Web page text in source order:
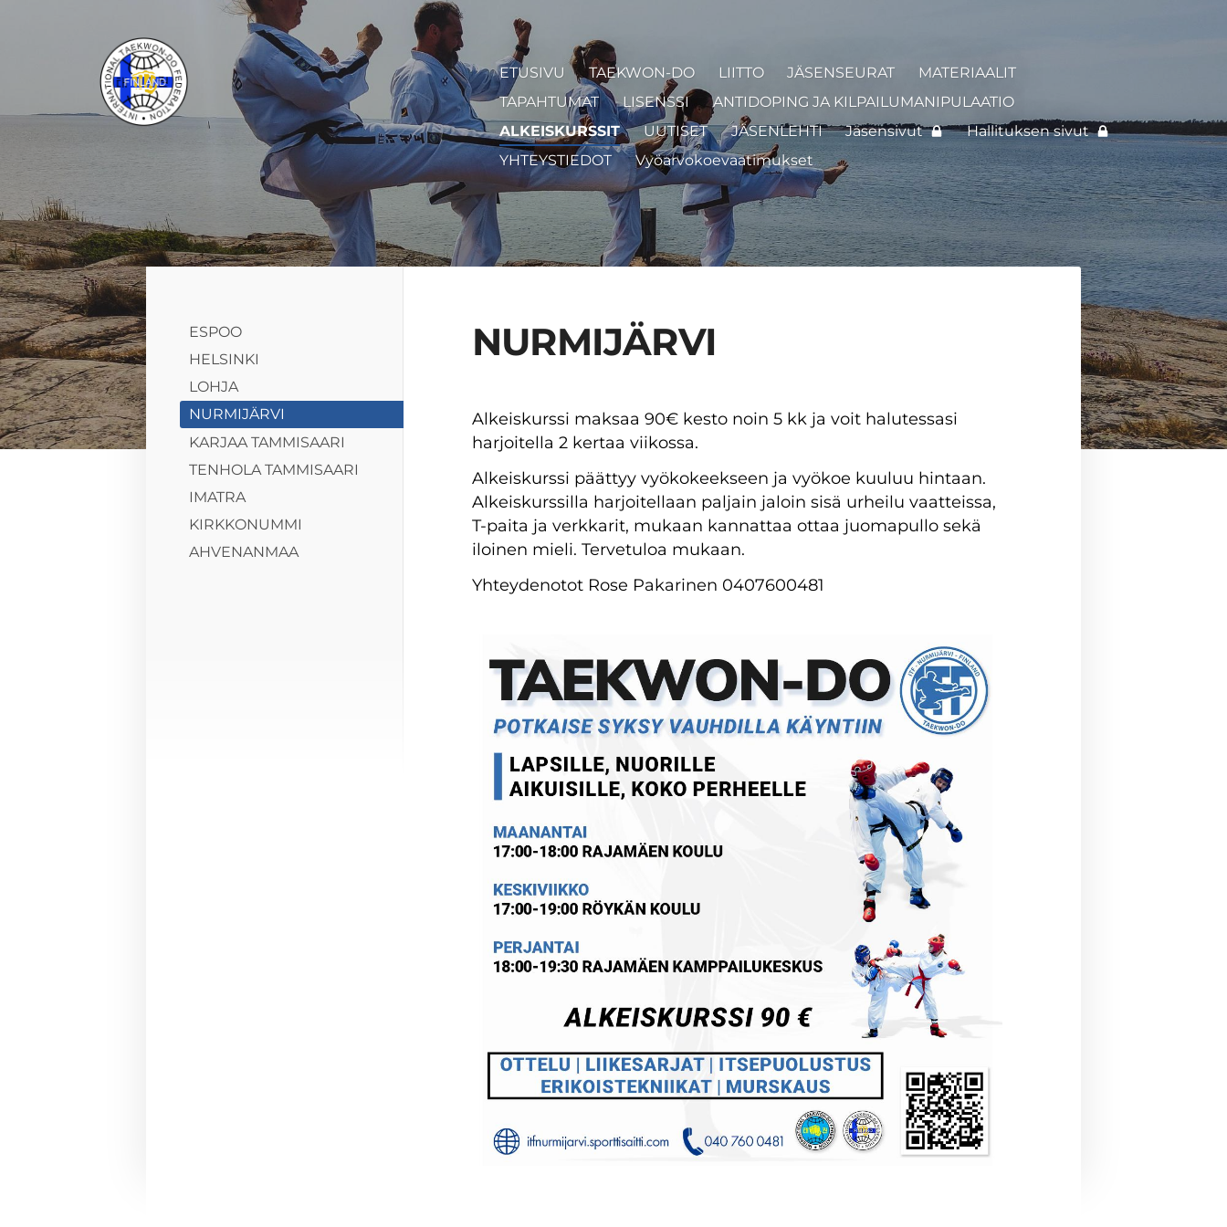
ITF Taekwon-do Liitto ry
ETUSIVU TAEKWON-DO LIITTO JÄSENSEURAT
MATERIAALIT
TAPAHTUMAT
LISENSSI
ANTIDOPING JA KILPAILUMANIPULAATIO
ALKEISKURSSIT
UUTISET JÄSENLEHTI Jäsensivut
Hallituksen sivut
YHTEYSTIEDOT
Vyöarvokoevaatimukset
ESPOO
HELSINKI
LOHJA
NURMIJÄRVI
KARJAA TAMMISAARI
TENHOLA TAMMISAARI
IMATRA
KIRKKONUMMI
AHVENANMAA
NURMIJÄRVI
Alkeiskurssi maksaa 90€ kesto noin 5 kk ja voit halutessasi
harjoitella 2 kertaa viikossa.
Alkeiskurssi päättyy vyökokeekseen ja vyökoe kuuluu hintaan.
Alkeiskurssilla harjoitellaan paljain jaloin sisä urheilu vaatteissa,
T-paita ja verkkarit, mukaan kannattaa ottaa juomapullo sekä
iloinen mieli. Tervetuloa mukaan.
Yhteydenotot Rose Pakarinen 0407600481